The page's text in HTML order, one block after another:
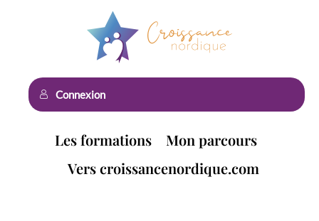
Les formations
Mon parcours
Vers croissancenordique.com
Connexion